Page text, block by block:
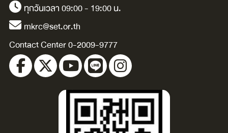
ทุกวันเวลา 09:00 - 19:00 น.
mkrc@set.or.th
Contact Center 0-2009-9777